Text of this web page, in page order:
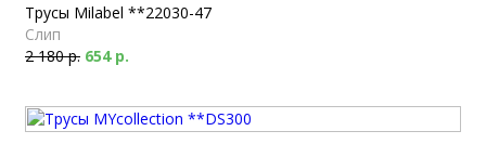
Трусы Milabel **22030-47
Слип
2 180 р. 654 р.